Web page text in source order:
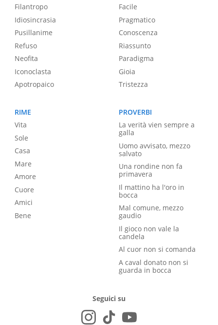
Filantropo
Idiosincrasia
Pusillanime
Refuso
Neofita
Iconoclasta
Apotropaico
Facile
Pragmatico
Conoscenza
Riassunto
Paradigma
Gioia
Tristezza
RIME
Vita
Sole
Casa
Mare
Amore
Cuore
Amici
Bene
PROVERBI
La verità vien sempre a
galla
Uomo avvisato, mezzo
salvato
Una rondine non fa
primavera
Il mattino ha l'oro in
bocca
Mal comune, mezzo
gaudio
Il gioco non vale la
candela
Al cuor non si comanda
A caval donato non si
guarda in bocca
Seguici su